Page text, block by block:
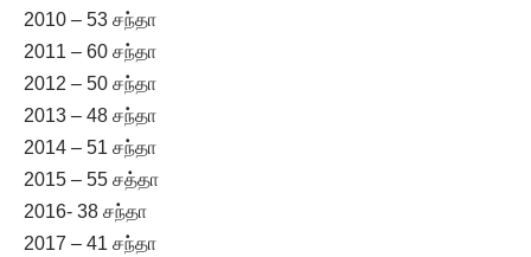
2010 – 53 சந்தா
2011 – 60 சந்தா
2012 – 50 சந்தா
2013 – 48 சந்தா
2014 – 51 சந்தா
2015 – 55 சத்தா
2016- 38 சந்தா
2017 – 41 சந்தா